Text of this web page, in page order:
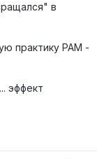
в
практику РАМ -
эффект